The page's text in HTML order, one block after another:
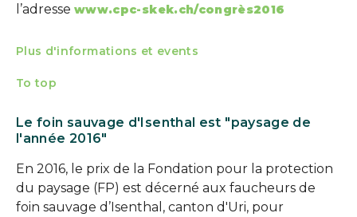
l’adresse www.cpc-skek.ch/congrès2016
Plus d'informations et events
To top
Le foin sauvage d'Isenthal est "paysage de
l'année 2016"
En 2016, le prix de la Fondation pour la protection
du paysage (FP) est décerné aux faucheurs de
foin sauvage d’Isenthal, canton d'Uri, pour